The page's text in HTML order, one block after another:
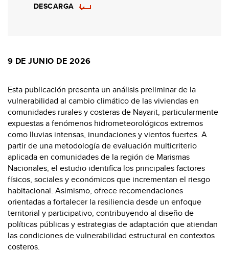
DESCARGA
9 DE JUNIO DE 2026
Esta publicación presenta un análisis preliminar de la
vulnerabilidad al cambio climático de las viviendas en
comunidades rurales y costeras de Nayarit, particularmente
expuestas a fenómenos hidrometeorológicos extremos
como lluvias intensas, inundaciones y vientos fuertes. A
partir de una metodología de evaluación multicriterio
aplicada en comunidades de la región de Marismas
Nacionales, el estudio identifica los principales factores
físicos, sociales y económicos que incrementan el riesgo
habitacional. Asimismo, ofrece recomendaciones
orientadas a fortalecer la resiliencia desde un enfoque
territorial y participativo, contribuyendo al diseño de
políticas públicas y estrategias de adaptación que atiendan
las condiciones de vulnerabilidad estructural en contextos
costeros.